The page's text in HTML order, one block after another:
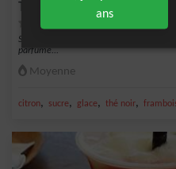
Thé glacé pêche et framboise
Savourez ce délicieux thé glacé aux
parfumé...
Moyenne
citron, sucre, glace, thé noir,
ans